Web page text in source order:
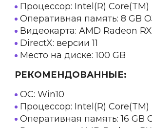
Процессор: Intel(R)
Оперативная память: 8 GB
Видеокарта: AMD Radeon
DirectX: версии 11
Место на диске: 100 GB
РЕКОМЕНДОВАННЫЕ:
ОС: Win10
Процессор: Intel(R)
Оперативная память: 16 GB